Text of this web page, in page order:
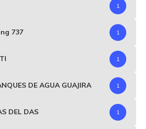
1
737 1
1
DE AGUA GUAJIRA 1
DEL DAS 1